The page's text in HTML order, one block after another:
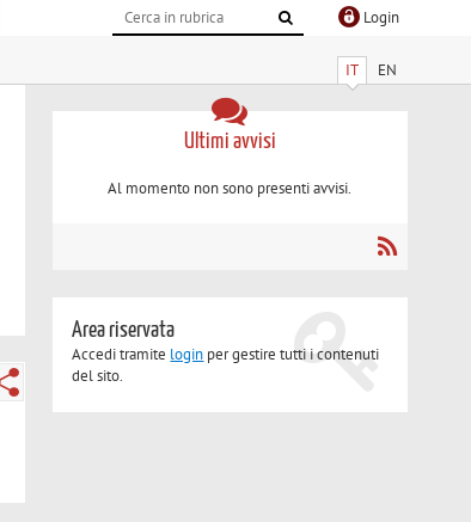
Login
IT EN
Ultimi avvisi
Al momento non sono presenti avvisi.
Area riservata
Accedi tramite login per gestire tutti i contenuti
del sito.